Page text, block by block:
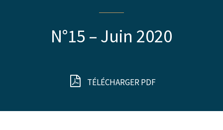
N°15 – Juin 2020
TÉLÉCHARGER PDF